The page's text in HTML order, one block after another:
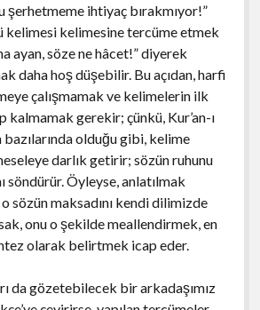
şerhetmeme ihtiyaç bırakmıyor!”
kelimesi kelimesine tercüme etmek
ayan, söze ne hâcet!” diyerek
daha hoş düşebilir. Bu açıdan, harfi
çalışmamak ve kelimelerin ilk
kalmamak gerekir; çünkü, Kur’an-ı
olduğu gibi, kelime
darlık getirir; sözün ruhunu
söndürür. Öyleyse, anlatılmak
sözün maksadını kendi dilimizde
onu o şekilde meallendirmek, en
olarak belirtmek icap eder.
da gözetebilecek bir arkadaşımız